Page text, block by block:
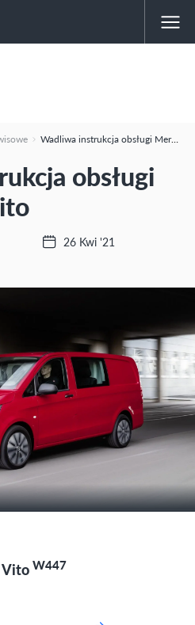
Wadliwa instrukcja obsługi Mercedesa Vito
obsługi
26 Kwi '21
VitoW447